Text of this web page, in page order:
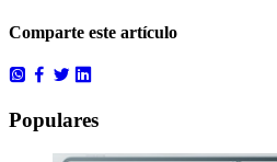
Comparte este artículo
Populares